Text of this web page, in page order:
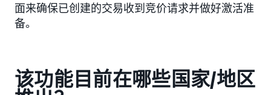
面来确保已创建的交易收到竞价请求并做好激活准
备。
该功能目前在哪些国家/地区